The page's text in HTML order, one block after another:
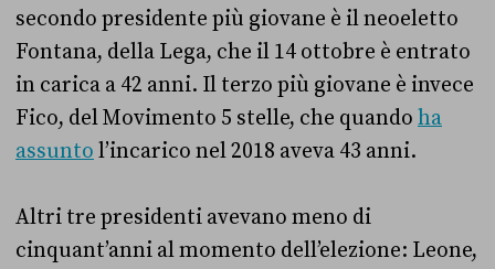
secondo presidente più giovane è il neoeletto
Fontana, della Lega, che il 14 ottobre è entrato
in carica a 42 anni. Il terzo più giovane è invece
Fico, del Movimento 5 stelle, che quando ha
assunto l’incarico nel 2018 aveva 43 anni.
Altri tre presidenti avevano meno di
cinquant’anni al momento dell’elezione: Leone,